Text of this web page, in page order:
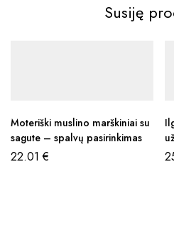
Susiję
Moteriški muslino marškiniai su
sagute – spalvų pasirinkimas
22.01€